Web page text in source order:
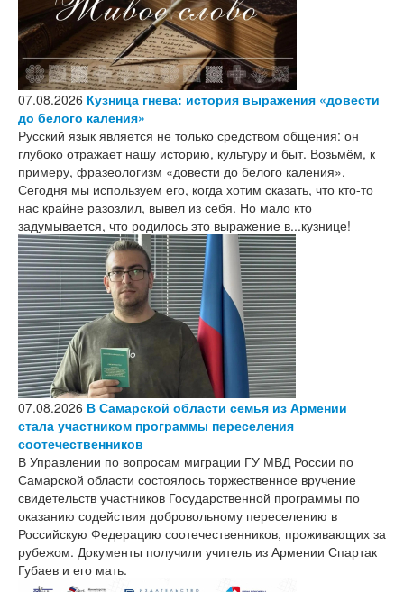
07.08.2026 Кузница гнева: история выражения «довести
до белого каления»
Русский язык является не только средством общения: он
глубоко отражает нашу историю, культуру и быт. Возьмём, к
примеру, фразеологизм «довести до белого каления».
Сегодня мы используем его, когда хотим сказать, что кто-то
нас крайне разозлил, вывел из себя. Но мало кто
задумывается, что родилось это выражение в...кузнице!
07.08.2026 В Самарской области семья из Армении
стала участником программы переселения
соотечественников
В Управлении по вопросам миграции ГУ МВД России по
Самарской области состоялось торжественное вручение
свидетельств участников Государственной программы по
оказанию содействия добровольному переселению в
Российскую Федерацию соотечественников, проживающих за
рубежом. Документы получили учитель из Армении Спартак
Губаев и его мать.